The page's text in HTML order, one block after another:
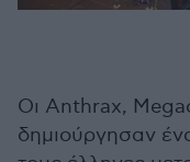
Οι Anthrax,
δημιούργησαν